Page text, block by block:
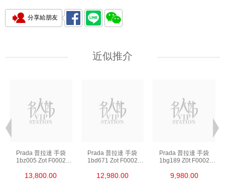
分享給朋友
近似推介
Prada 普拉達 手袋
1bz005 Zot F0002
13,800.00
Prada 普拉達 手袋
1bd671 Zot F0002
12,980.00
Prada 普拉達 手袋
1bg189 Z0t F0002
9,980.00